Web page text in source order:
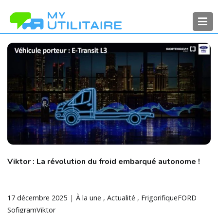
contenu
MyUtilitaire
utilitaires
Viktor : La révolution du froid embarqué autonome !
17 décembre 2025 À la une Actualité FrigorifiqueFORD
SofigramViktor